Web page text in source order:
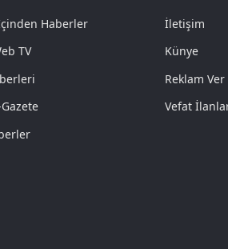
Haberler
TV
İletişim
Künye
Reklam Ver
Vefat